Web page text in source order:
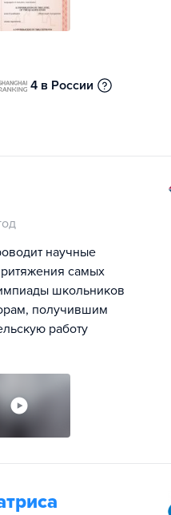
4 в России
научные
самых
школьников
получившим
работу